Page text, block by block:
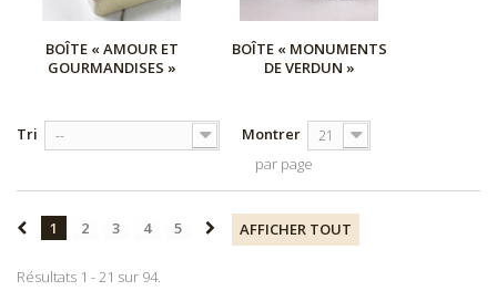
BOÎTE « AMOUR ET
GOURMANDISES »
BOÎTE « MONUMENTS
DE VERDUN »
Tri -- Montrer 21
par page
AFFICHER TOUT
1 2 3 4 5
Résultats 1 - 21 sur 94.